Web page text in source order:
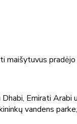
maišytuvus
Emirati
vandens